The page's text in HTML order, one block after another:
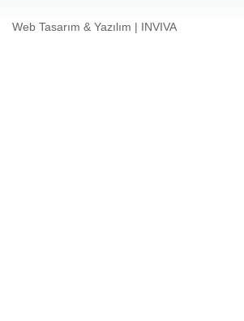
Web Tasarım & Yazılım | INVIVA